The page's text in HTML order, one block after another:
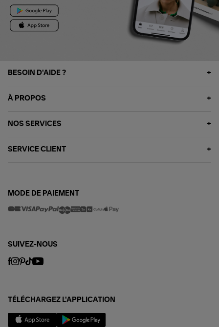
BESOIN D'AIDE ?
À PROPOS
NOS SERVICES
SERVICE CLIENT
MODE DE PAIEMENT
SUIVEZ-NOUS
TÉLÉCHARGEZ L'APPLICATION